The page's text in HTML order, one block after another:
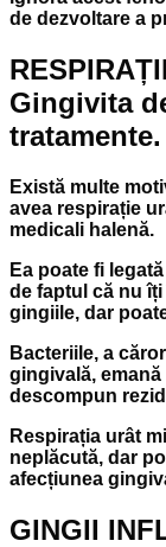
de dezvoltare a
Gingivita
tratamente.
Există multe
avea respirație
medicali halenă.
Ea poate fi
de faptul că nu
gingiile, dar
Bacteriile, a
gingivală,
descompun
Respirația urât
neplăcută, dar
afecțiunea
GINGII